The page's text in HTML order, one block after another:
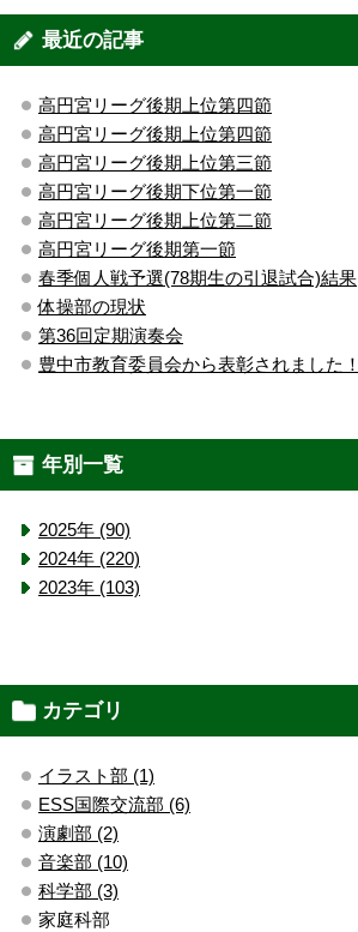
最近の記事
高円宮リーグ後期上位第四節
高円宮リーグ後期上位第四節
高円宮リーグ後期上位第三節
高円宮リーグ後期下位第一節
高円宮リーグ後期上位第二節
高円宮リーグ後期第一節
春季個人戦予選(78期生の引退試合)結果
体操部の現状
第36回定期演奏会
豊中市教育委員会から表彰されました！
年別一覧
2025年 (90)
2024年 (220)
2023年 (103)
カテゴリ
イラスト部 (1)
ESS国際交流部 (6)
演劇部 (2)
音楽部 (10)
科学部 (3)
家庭科部